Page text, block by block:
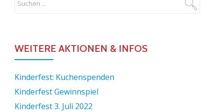
WEITERE AKTIONEN & INFOS
Kinderfest: Kuchenspenden
Kinderfest Gewinnspiel
Kinderfest 3. Juli 2022